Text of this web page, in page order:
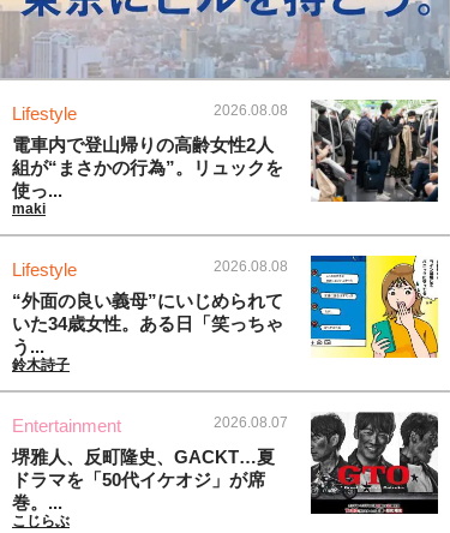
Lifestyle 2026.08.08
電車内で登山帰りの高齢女性2人
組が“まさかの行為”。リュックを
使っ...
maki
Lifestyle 2026.08.08
“外面の良い義母”にいじめられて
いた34歳女性。ある日「笑っちゃ
う...
鈴木詩子
Entertainment 2026.08.07
堺雅人、反町隆史、GACKT…夏
ドラマを「50代イケオジ」が席
巻。...
こじらぶ